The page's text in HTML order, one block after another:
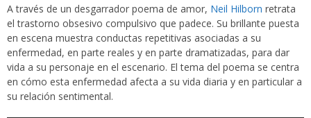
A través de un desgarrador poema de amor, Neil Hilborn retrata
el trastorno obsesivo compulsivo que padece. Su brillante puesta
en escena muestra conductas repetitivas asociadas a su
enfermedad, en parte reales y en parte dramatizadas, para dar
vida a su personaje en el escenario. El tema del poema se centra
en cómo esta enfermedad afecta a su vida diaria y en particular a
su relación sentimental.